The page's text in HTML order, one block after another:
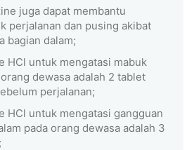
juga dapat membantu
perjalanan dan pusing akibat
bagian dalam;
HCl untuk mengatasi mabuk
dewasa adalah 2 tablet
perjalanan;
HCl untuk mengatasi gangguan
pada orang dewasa adalah 3